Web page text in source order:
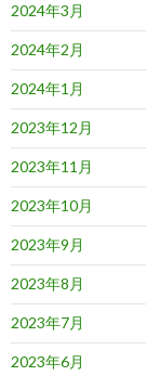
2024年3月
2024年2月
2024年1月
2023年12月
2023年11月
2023年10月
2023年9月
2023年8月
2023年7月
2023年6月